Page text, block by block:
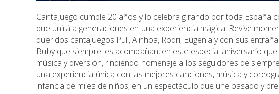
CantaJuego cumple 20 años y lo celebra girando por toda España
que unirá a generaciones en una experiencia mágica. Revive
queridos cantajuegos Puli, Ainhoa, Rodri, Eugenia y con sus
Buby que siempre les acompañan, en este especial aniversario
música y diversión, rindiendo homenaje a los seguidores de
una experiencia única con las mejores canciones, música y
infancia de miles de niños, en un espectáculo que une pasado y